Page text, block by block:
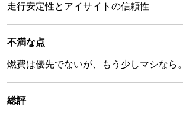
走行安定性とアイサイトの信頼性
不満な点
燃費は優先でないが、もう少しマシなら。
総評